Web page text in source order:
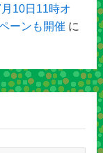
10日11時オ
ーンも開催 に